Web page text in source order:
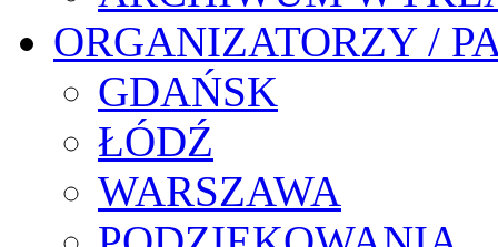
ORGANIZATORZY /
GDAŃSK
ŁÓDŹ
WARSZAWA